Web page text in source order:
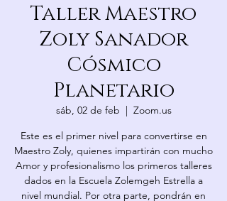
Taller Maestro
Zoly Sanador
Cósmico
Planetario
sáb, 02 de feb
  |
Zoom.us
Este es el primer nivel para convertirse en
Maestro Zoly, quienes impartirán con mucho
Amor y profesionalismo los primeros talleres
dados en la Escuela Zolemgeh Estrella a
nivel mundial. Por otra parte, pondrán en